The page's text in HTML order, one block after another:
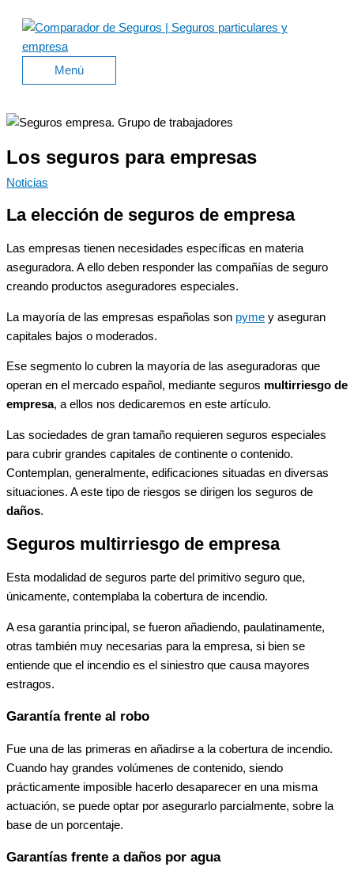
contenido
Menú
Menú
Los seguros para empresas
Noticias
La elección de seguros de empresa
Las empresas tienen necesidades específicas en materia
aseguradora. A ello deben responder las compañías de seguro
creando productos aseguradores especiales.
La mayoría de las empresas españolas son pyme y aseguran
capitales bajos o moderados.
Ese segmento lo cubren la mayoría de las aseguradoras que
operan en el mercado español, mediante seguros multirriesgo de
empresa, a ellos nos dedicaremos en este artículo.
Las sociedades de gran tamaño requieren seguros especiales
para cubrir grandes capitales de continente o contenido.
Contemplan, generalmente, edificaciones situadas en diversas
situaciones. A este tipo de riesgos se dirigen los seguros de
daños.
Seguros multirriesgo de empresa
Esta modalidad de seguros parte del primitivo seguro que,
únicamente, contemplaba la cobertura de incendio.
A esa garantía principal, se fueron añadiendo, paulatinamente,
otras también muy necesarias para la empresa, si bien se
entiende que el incendio es el siniestro que causa mayores
estragos.
Garantía frente al robo
Fue una de las primeras en añadirse a la cobertura de incendio.
Cuando hay grandes volúmenes de contenido, siendo
prácticamente imposible hacerlo desaparecer en una misma
actuación, se puede optar por asegurarlo parcialmente, sobre la
base de un porcentaje.
Garantías frente a daños por agua